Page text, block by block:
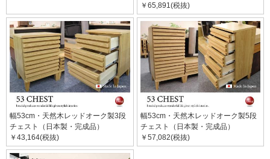
￥65,891(税抜)
幅53cm・天然木レッドオーク製3段
チェスト（日本製・完成品）
￥43,164(税抜)
幅53cm・天然木レッドオーク製5段
チェスト（日本製・完成品）
￥57,082(税抜)